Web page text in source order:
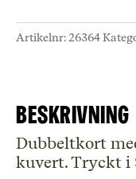
Cards
by
mängd
Artikelnr: 26364
Beskrivning
Dubbeltkort
kuvert. Tryckt i